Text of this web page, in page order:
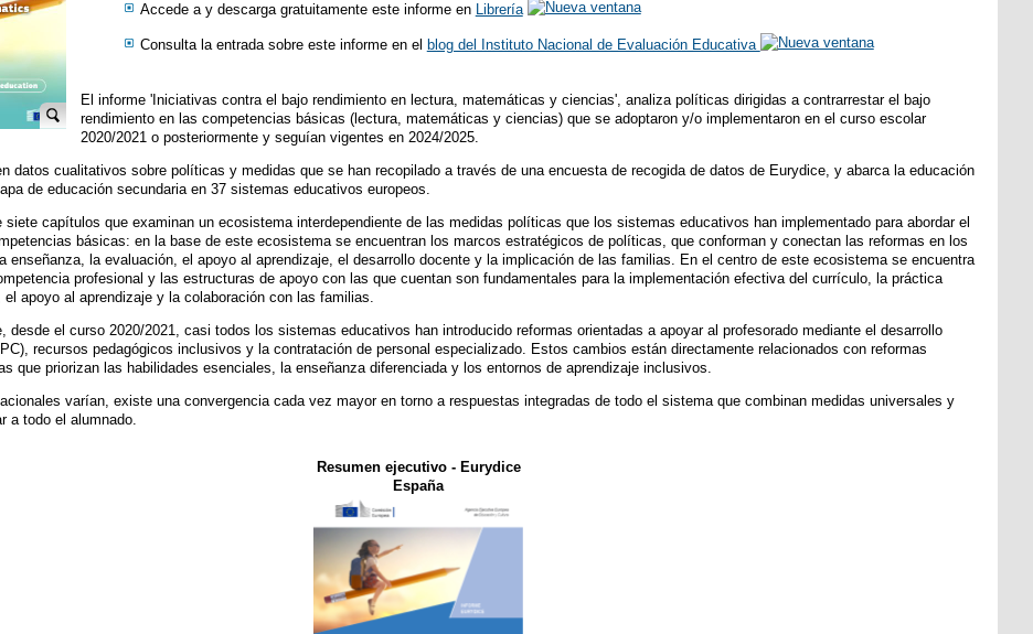
Accede a y descarga gratuitamente este informe en Librería
Consulta la entrada sobre este informe en el blog del Instituto Nacional de Evaluación Educativa
El informe 'Iniciativas contra el bajo rendimiento en lectura, matemáticas y ciencias', analiza políticas dirigidas a contrarrestar el bajo
rendimiento en las competencias básicas (lectura, matemáticas y ciencias) que se adoptaron y/o implementaron en el curso escolar
2020/2021 o posteriormente y seguían vigentes en 2024/2025.
datos cualitativos sobre políticas y medidas que se han recopilado a través de una encuesta de recogida de datos de Eurydice, y abarca la educación
de educación secundaria en 37 sistemas educativos europeos.
siete capítulos que examinan un ecosistema interdependiente de las medidas políticas que los sistemas educativos han implementado para abordar el
básicas: en la base de este ecosistema se encuentran los marcos estratégicos de políticas, que conforman y conectan las reformas en los
enseñanza, la evaluación, el apoyo al aprendizaje, el desarrollo docente y la implicación de las familias. En el centro de este ecosistema se encuentra
profesional y las estructuras de apoyo con las que cuentan son fundamentales para la implementación efectiva del currículo, la práctica
apoyo al aprendizaje y la colaboración con las familias.
desde el curso 2020/2021, casi todos los sistemas educativos han introducido reformas orientadas a apoyar al profesorado mediante el desarrollo
recursos pedagógicos inclusivos y la contratación de personal especializado. Estos cambios están directamente relacionados con reformas
que priorizan las habilidades esenciales, la enseñanza diferenciada y los entornos de aprendizaje inclusivos.
varían, existe una convergencia cada vez mayor en torno a respuestas integradas de todo el sistema que combinan medidas universales y
a todo el alumnado.
Resumen ejecutivo - Eurydice
España